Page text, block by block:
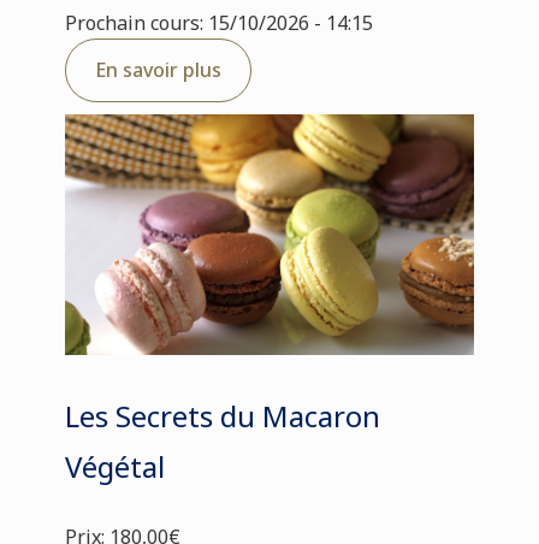
Prochain cours: 15/10/2026 - 14:15
En savoir plus
Les Secrets du Macaron
Végétal
Prix: 180,00€